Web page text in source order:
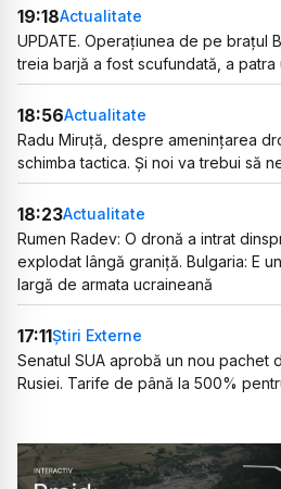
19:18Actualitate
UPDATE. Operațiunea de pe brațul
treia barjă a fost scufundată, a patra
18:56Actualitate
Radu Miruță, despre amenințarea
schimba tactica. Și noi va trebui să
18:23Actualitate
Rumen Radev: O dronă a intrat
explodat lângă graniță. Bulgaria: E
largă de armata ucraineană
17:11Știri Externe
Senatul SUA aprobă un nou pachet
Rusiei. Tarife de până la 500%